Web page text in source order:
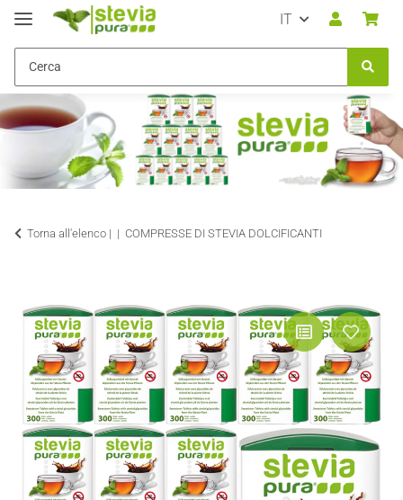
IT
Torna all'elenco | COMPRESSE DI STEVIA DOLCIFICANTI